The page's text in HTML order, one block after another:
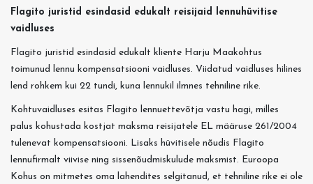
Flagito juristid esindasid edukalt reisijaid lennuhüvitise
vaidluses
Flagito juristid esindasid edukalt kliente Harju Maakohtus
toimunud lennu kompensatsiooni vaidluses. Viidatud vaidluses hilines
lend rohkem kui 22 tundi, kuna lennukil ilmnes tehniline rike.
Kohtuvaidluses esitas Flagito lennuettevõtja vastu hagi, milles
palus kohustada kostjat maksma reisijatele EL määruse 261/2004
tulenevat kompensatsiooni. Lisaks hüvitisele nõudis Flagito
lennufirmalt viivise ning sissenõudmiskulude maksmist. Euroopa
Kohus on mitmetes oma lahendites selgitanud, et tehniline rike ei ole